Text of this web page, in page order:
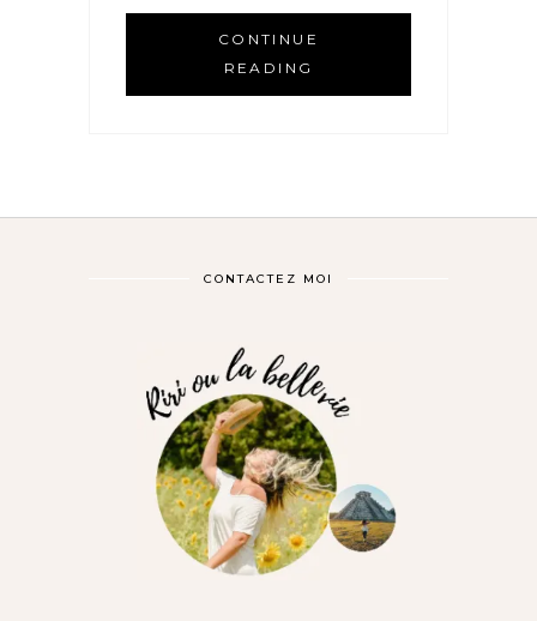
CONTINUE
READING
CONTACTEZ MOI